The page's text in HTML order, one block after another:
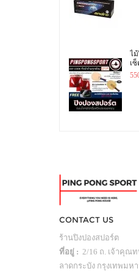
ไ
เ
CONTACT US
ร้านปิงปองสปอร์ต
ที่อยู่ : 2/16 ถ. เจ้าคุณ
ลาดกระบัง กรุงเทพมห